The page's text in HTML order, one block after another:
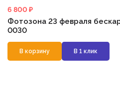
6 800 ₽
Фотозона 23 февраля
0030
В корзину В 1 клик